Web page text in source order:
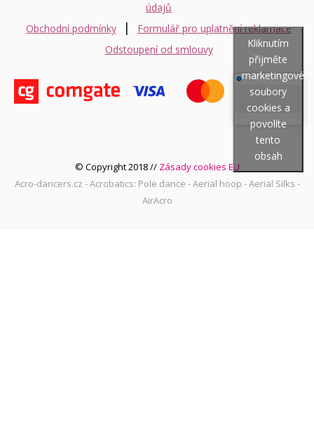
údajů
Obchodní podmínky
|
Formulář pro uplatnění reklamace
Odstoupení od smlouvy
Kliknutím
přijměte
marketingové
soubory
cookies a
povolíte
tento
obsah
© Copyright 2018 // Zásady cookies EU
Acro-dancers.cz - Acrobatics: Pole dance - Aerial hoop - Aerial Silks -
AirAcro